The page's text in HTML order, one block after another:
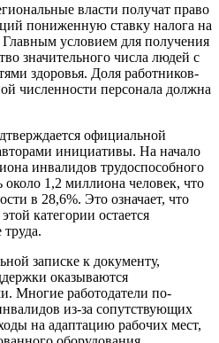
власти получат право
пониженную ставку налога на
условием для получения
значительного числа людей с
здоровья. Доля работников-
численности персонала должна
официальной
инициативы. На начало
инвалидов трудоспособного
около 1,2 миллиона человек, что
в 28,6%. Это означает, что
категории остается
записке к документу,
оказываются
Многие работодатели по-
из-за сопутствующих
на адаптацию рабочих мест,